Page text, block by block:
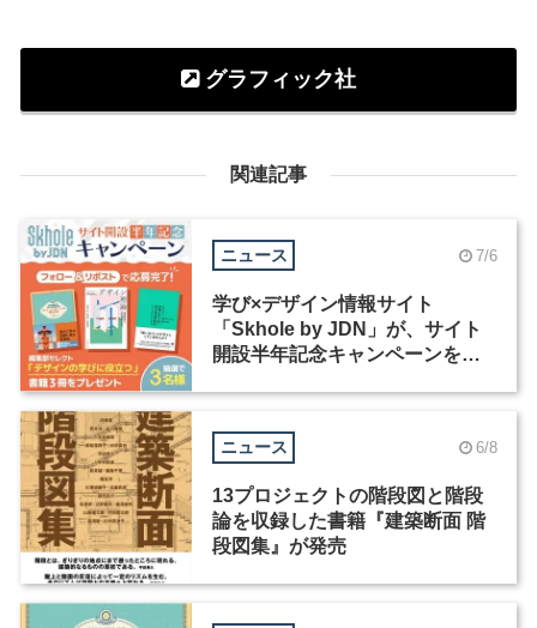
グラフィック社
関連記事
ニュース 7/6
学び×デザイン情報サイト
「Skhole by JDN」が、サイト
開設半年記念キャンペーンを実
ニュース 6/8
13プロジェクトの階段図と階段
論を収録した書籍『建築断面 階
段図集』が発売